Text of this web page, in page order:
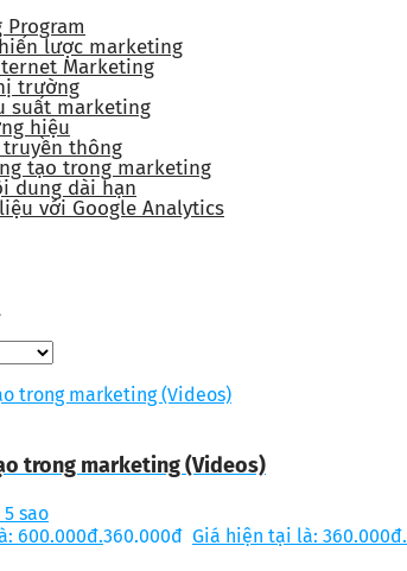
Program
lược marketing
Marketing
trường
suất marketing
hiệu
truyền thông
tạo trong marketing
dung dài hạn
với Google Analytics
trong marketing (Videos)
5 sao
600.000đ.360.000đ Giá hiện tại là: 360.000đ.